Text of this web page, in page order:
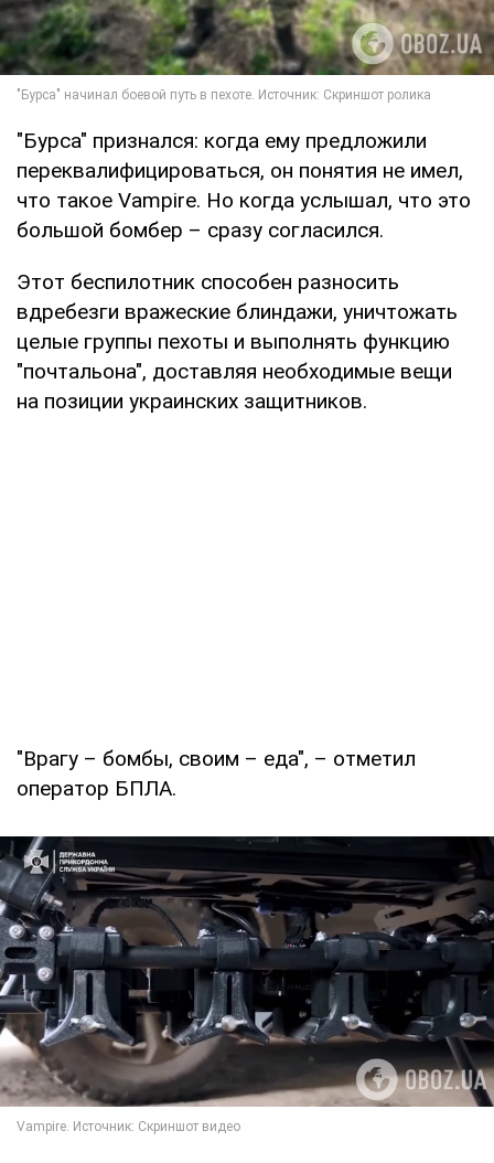
"Бурса" признался: когда ему предложили
переквалифицироваться, он понятия не имел,
что такое Vampire. Но когда услышал, что это
большой бомбер – сразу согласился.
Этот беспилотник способен разносить
вдребезги вражеские блиндажи, уничтожать
целые группы пехоты и выполнять функцию
"почтальона", доставляя необходимые вещи
на позиции украинских защитников.
"Врагу – бомбы, своим – еда", – отметил
оператор БПЛА.